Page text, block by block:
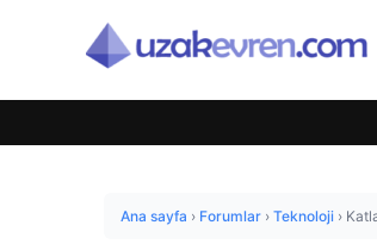
Ana sayfa › Forumlar › Teknoloji ›